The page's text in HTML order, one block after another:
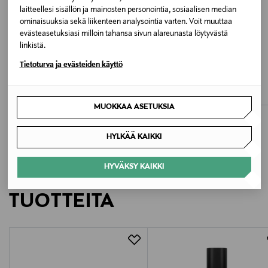
laitteellesi sisällön ja mainosten personointia, sosiaalisen median
ominaisuuksia sekä liikenteen analysointia varten. Voit muuttaa
evästeasetuksiasi milloin tahansa sivun alareunasta löytyvästä
linkistä.
Tietoturva ja evästeiden käyttö
MUOKKAA ASETUKSIA
HYLKÄÄ KAIKKI
HYVÄKSY KAIKKI
Valmistusmaa
Bangladesh
Valmistajan tuotenumero
Bestseller Wholesale Finland Oy
EWERS
11,99 € 11,99 €
LISÄÄ KIINNOSTAVIA
TUOTTEITA